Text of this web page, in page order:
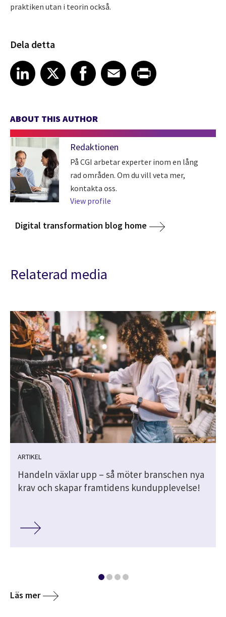
praktiken utan i teorin också.
Dela detta
Share article on LinkedIn
LinkedIn
Share article on XShare article on Facebook
Facebook
Share article on Email
EmailShare article on Print
ABOUT THIS AUTHOR
Redaktionen
På CGI arbetar experter inom en lång
rad områden. Om du vill veta mer,
kontakta oss.
View profile
Digital transformation blog home
Relaterad media
ARTIKEL
Handeln växlar upp – så möter branschen nya
krav och skapar framtidens kundupplevelse!
Läs mer